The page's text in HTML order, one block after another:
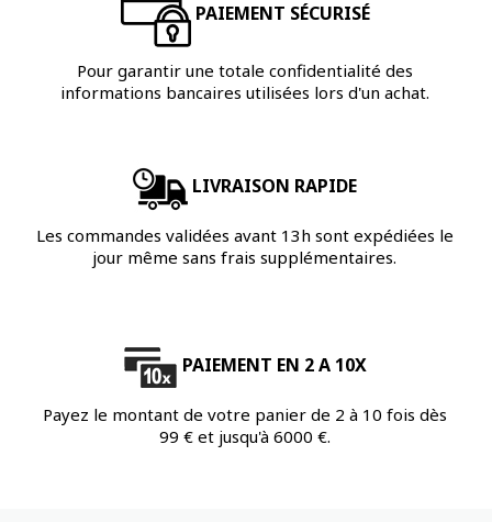
PAIEMENT SÉCURISÉ
Pour garantir une totale confidentialité des
informations bancaires utilisées lors d'un achat.
LIVRAISON RAPIDE
Les commandes validées avant 13h sont expédiées le
jour même sans frais supplémentaires.
PAIEMENT EN 2 A 10X
Payez le montant de votre panier de 2 à 10 fois dès
99 € et jusqu'à 6000 €.